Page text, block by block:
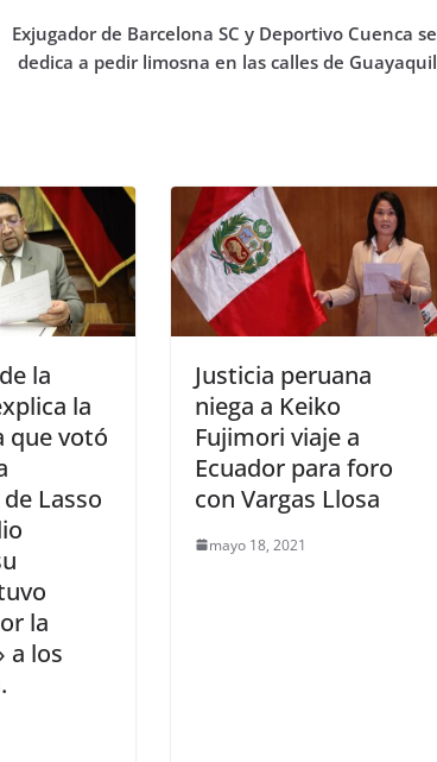
Exjugador de Barcelona SC y Deportivo Cuenca se
dedica a pedir limosna en las calles de Guayaquil
la
la
que votó
Lasso
la
a los
Justicia peruana
niega a Keiko
Fujimori viaje a
Ecuador para foro
con Vargas Llosa
mayo 18, 2021